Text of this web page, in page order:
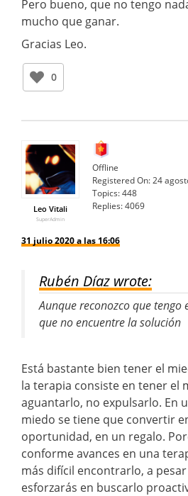
Pero bueno, que no tengo
mucho que ganar.
Gracias Leo.
0
Leo Vitali
SuperAdmin
Offline
Registered On:24
Topics:448
Replies:4069
31 julio 2020 a las 16:06
Rubén Díaz wrote:
Aunque reconozco que tengo
que no encuentre la solución
Está bastante bien tener el
la terapia consiste en tener el
aguantarlo, no expulsarlo. En
miedo se tiene que convertir
oportunidad, en un regalo.
conforme avances en una
más difícil encontrarlo, a
esforzarás en buscarlo